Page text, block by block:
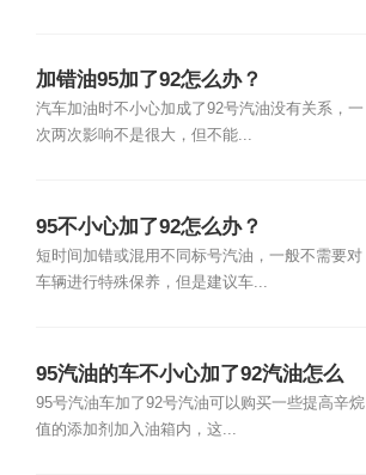
加错油95加了92怎么办？
汽车加油时不小心加成了92号汽油没有关系，一
次两次影响不是很大，但不能...
95不小心加了92怎么办？
短时间加错或混用不同标号汽油，一般不需要对
车辆进行特殊保养，但是建议车...
95汽油的车不小心加了92汽油怎么
办？
95号汽油车加了92号汽油可以购买一些提高辛烷
值的添加剂加入油箱内，这...